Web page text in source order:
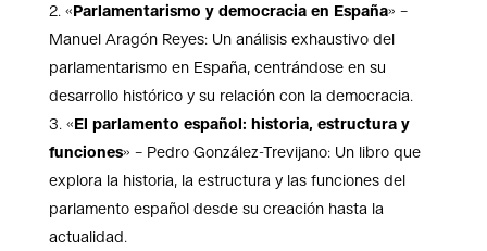
«Parlamentarismo y democracia en España» –
Manuel Aragón Reyes: Un análisis exhaustivo del
parlamentarismo en España, centrándose en su
desarrollo histórico y su relación con la democracia.
«El parlamento español: historia, estructura y
funciones» – Pedro González-Trevijano: Un libro que
explora la historia, la estructura y las funciones del
parlamento español desde su creación hasta la
actualidad.